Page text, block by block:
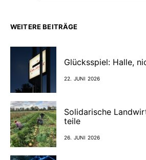
WEITERE BEITRÄGE
Glücksspiel: Halle,
22. JUNI 2026
Solidarische
teile
26. JUNI 2026